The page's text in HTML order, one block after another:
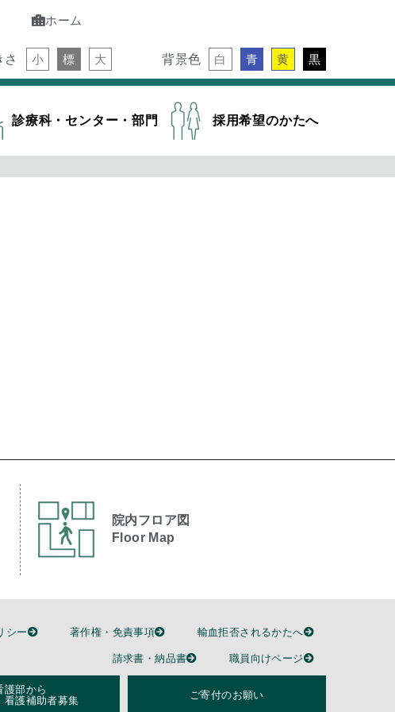
ホーム
さ 小 標 大 背景色 白 青 黄 黒
診療科・センター・部門 採用希望のかたへ
院内フロア図
Floor Map
シー 著作権・免責事項 輸血拒否されるかたへ
請求書・納品書 職員向けページ
護部から
看護補助者募集
ご寄付のお願い